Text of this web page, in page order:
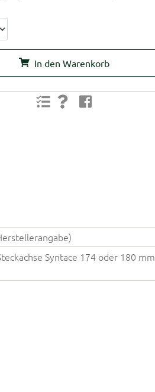
In den Warenkorb
Syntace 174 oder 180 mm